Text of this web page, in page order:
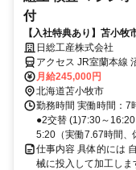
付
【入社特典あり】苫小
す！日総工産株式会社
アクセス JR室蘭本線
月給245,000円
北海道苫小牧市
勤務時間 実働時間：7
●2交替 (1)7:30～
5:20（実働7.67時間、
仕事内容 具体的には
械に投入して加工し